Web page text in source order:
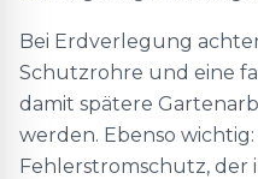
Bei Erdverlegung
Schutzrohre und eine
damit spätere
werden. Ebenso
Fehlerstromschutz, der